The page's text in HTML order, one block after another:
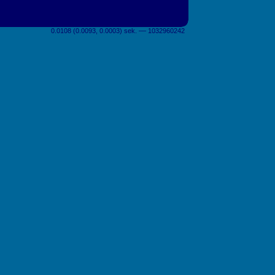
0.0108 (0.0093, 0.0003) sek. –– 1032960242